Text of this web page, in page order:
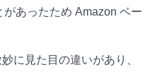
あったため Amazon ベー
に見た目の違いがあり、